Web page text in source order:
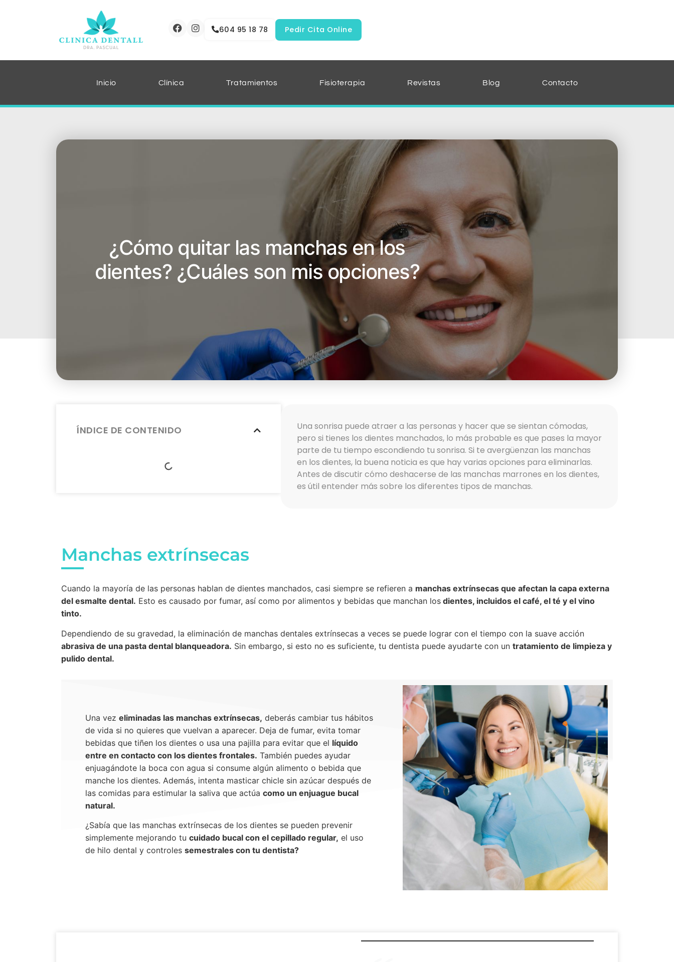
604 95 18 78 Pedir Cita Online
Inicio Clínica Tratamientos Fisioterapia Revistas Blog Contacto
¿Cómo quitar las manchas en los
dientes? ¿Cuáles son mis opciones?
ÍNDICE DE CONTENIDO
Una sonrisa puede atraer a las personas y hacer que se sientan cómodas,
pero si tienes los dientes manchados, lo más probable es que pases la mayor
parte de tu tiempo escondiendo tu sonrisa. Si te avergüenzan las manchas
en los dientes, la buena noticia es que hay varias opciones para eliminarlas.
Antes de discutir cómo deshacerse de las manchas marrones en los dientes,
es útil entender más sobre los diferentes tipos de manchas.
Manchas extrínsecas
Cuando la mayoría de las personas hablan de dientes manchados, casi siempre se refieren a manchas extrínsecas que afectan la capa externa
del esmalte dental. Esto es causado por fumar, así como por alimentos y bebidas que manchan los dientes, incluidos el café, el té y el vino
tinto.
Dependiendo de su gravedad, la eliminación de manchas dentales extrínsecas a veces se puede lograr con el tiempo con la suave acción
abrasiva de una pasta dental blanqueadora. Sin embargo, si esto no es suficiente, tu dentista puede ayudarte con un tratamiento de limpieza y
pulido dental.
Una vez eliminadas las manchas extrínsecas, deberás cambiar tus hábitos
de vida si no quieres que vuelvan a aparecer. Deja de fumar, evita tomar
bebidas que tiñen los dientes o usa una pajilla para evitar que el líquido
entre en contacto con los dientes frontales. También puedes ayudar
enjuagándote la boca con agua si consume algún alimento o bebida que
manche los dientes. Además, intenta masticar chicle sin azúcar después de
las comidas para estimular la saliva que actúa como un enjuague bucal
natural.
¿Sabía que las manchas extrínsecas de los dientes se pueden prevenir
simplemente mejorando tu cuidado bucal con el cepillado regular, el uso
de hilo dental y controles semestrales con tu dentista?